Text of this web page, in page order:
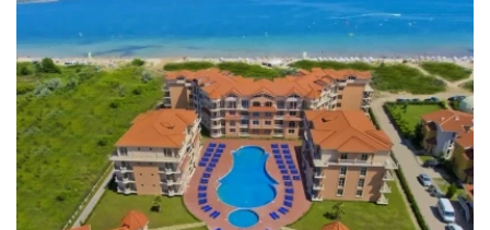
Dominikānas Republika
Vjetnama
Tanzānija
Bulgārija